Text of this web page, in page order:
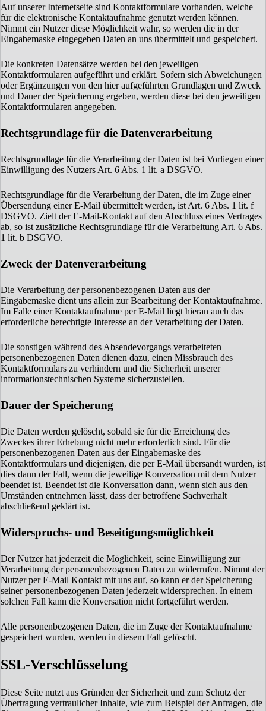
Auf unserer Internetseite sind Kontaktformulare vorhanden, welche
für die elektronische Kontaktaufnahme genutzt werden können.
Nimmt ein Nutzer diese Möglichkeit wahr, so werden die in der
Eingabemaske eingegeben Daten an uns übermittelt und gespeichert.
Die konkreten Datensätze werden bei den jeweiligen
Kontaktformularen aufgeführt und erklärt. Sofern sich Abweichungen
oder Ergänzungen von den hier aufgeführten Grundlagen und Zweck
und Dauer der Speicherung ergeben, werden diese bei den jeweiligen
Kontaktformularen angegeben.
Rechtsgrundlage für die Datenverarbeitung
Rechtsgrundlage für die Verarbeitung der Daten ist bei Vorliegen einer
Einwilligung des Nutzers Art. 6 Abs. 1 lit. a DSGVO.
Rechtsgrundlage für die Verarbeitung der Daten, die im Zuge einer
Übersendung einer E-Mail übermittelt werden, ist Art. 6 Abs. 1 lit. f
DSGVO. Zielt der E-Mail-Kontakt auf den Abschluss eines Vertrages
ab, so ist zusätzliche Rechtsgrundlage für die Verarbeitung Art. 6 Abs.
1 lit. b DSGVO.
Zweck der Datenverarbeitung
Die Verarbeitung der personenbezogenen Daten aus der
Eingabemaske dient uns allein zur Bearbeitung der Kontaktaufnahme.
Im Falle einer Kontaktaufnahme per E-Mail liegt hieran auch das
erforderliche berechtigte Interesse an der Verarbeitung der Daten.
Die sonstigen während des Absendevorgangs verarbeiteten
personenbezogenen Daten dienen dazu, einen Missbrauch des
Kontaktformulars zu verhindern und die Sicherheit unserer
informationstechnischen Systeme sicherzustellen.
Dauer der Speicherung
Die Daten werden gelöscht, sobald sie für die Erreichung des
Zweckes ihrer Erhebung nicht mehr erforderlich sind. Für die
personenbezogenen Daten aus der Eingabemaske des
Kontaktformulars und diejenigen, die per E-Mail übersandt wurden, ist
dies dann der Fall, wenn die jeweilige Konversation mit dem Nutzer
beendet ist. Beendet ist die Konversation dann, wenn sich aus den
Umständen entnehmen lässt, dass der betroffene Sachverhalt
abschließend geklärt ist.
Widerspruchs- und Beseitigungsmöglichkeit
Der Nutzer hat jederzeit die Möglichkeit, seine Einwilligung zur
Verarbeitung der personenbezogenen Daten zu widerrufen. Nimmt der
Nutzer per E-Mail Kontakt mit uns auf, so kann er der Speicherung
seiner personenbezogenen Daten jederzeit widersprechen. In einem
solchen Fall kann die Konversation nicht fortgeführt werden.
Alle personenbezogenen Daten, die im Zuge der Kontaktaufnahme
gespeichert wurden, werden in diesem Fall gelöscht.
SSL-Verschlüsselung
Diese Seite nutzt aus Gründen der Sicherheit und zum Schutz der
Übertragung vertraulicher Inhalte, wie zum Beispiel der Anfragen, die